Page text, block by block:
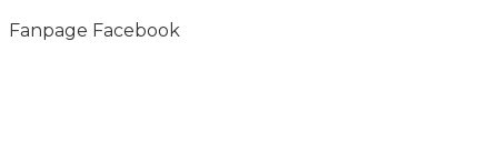
Fanpage Facebook